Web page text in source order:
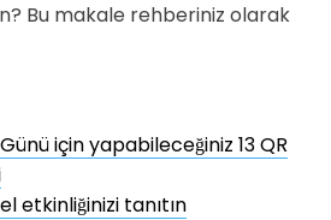
Bu makale rehberiniz olarak
için yapabileceğiniz 13 QR
etkinliğinizi tanıtın